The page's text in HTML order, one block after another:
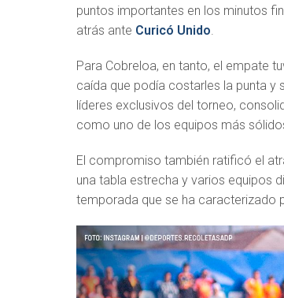
puntos importantes en los minutos
atrás ante Curicó Unido.
Para Cobreloa, en tanto, el empate
caída que podía costarles la punta y
líderes exclusivos del torneo,
como uno de los equipos más
El compromiso también ratificó el
una tabla estrecha y varios equipos
temporada que se ha caracterizado